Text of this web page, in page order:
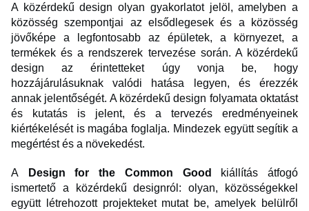
A közérdekű design olyan gyakorlatot jelöl, amelyben a
közösség szempontjai az elsődlegesek és a közösség
jövőképe a legfontosabb az épületek, a környezet, a
termékek és a rendszerek tervezése során. A közérdekű
design az érintetteket úgy vonja be, hogy
hozzájárulásuknak valódi hatása legyen, és érezzék
annak jelentőségét. A közérdekű design folyamata oktatást
és kutatás is jelent, és a tervezés eredményeinek
kiértékelését is magába foglalja. Mindezek együtt segítik a
megértést és a növekedést.
A Design for the Common Good
kiállítás átfogó
ismertető a közérdekű designról: olyan, közösségekkel
együtt létrehozott projekteket mutat be, amelyek belülről